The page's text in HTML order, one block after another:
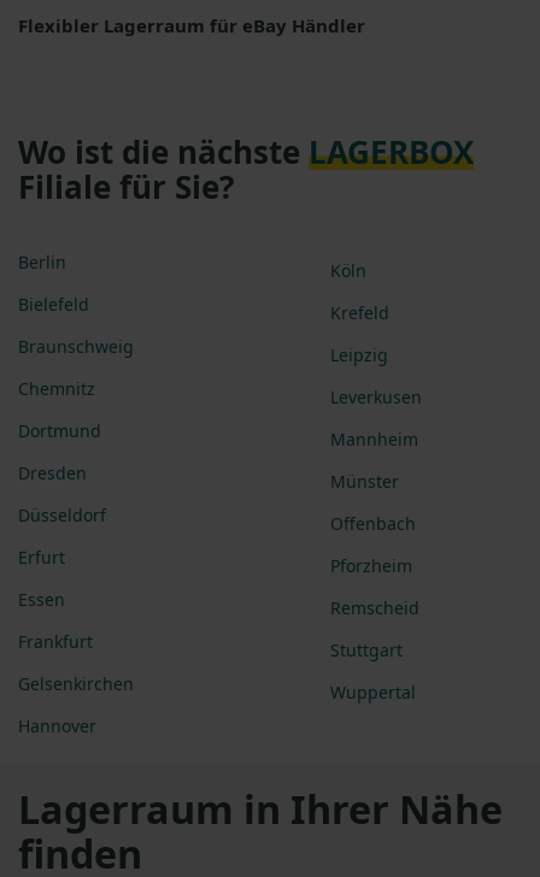
Flexibler Lagerraum für eBay Händler
Wo ist die nächste LAGERBOX
Filiale für Sie?
Berlin
Bielefeld
Braunschweig
Chemnitz
Dortmund
Dresden
Düsseldorf
Erfurt
Essen
Frankfurt
Gelsenkirchen
Hannover
Köln
Krefeld
Leipzig
Leverkusen
Mannheim
Münster
Offenbach
Pforzheim
Remscheid
Stuttgart
Wuppertal
Lagerraum in Ihrer Nähe
finden